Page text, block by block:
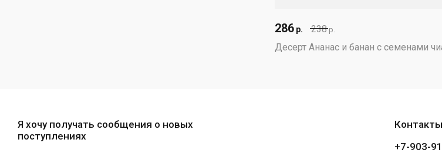
Десерт Ананас и банан с семенами
238р.
286 р.
Я хочу получать сообщения о новых
поступлениях
Контакты
+7-903-